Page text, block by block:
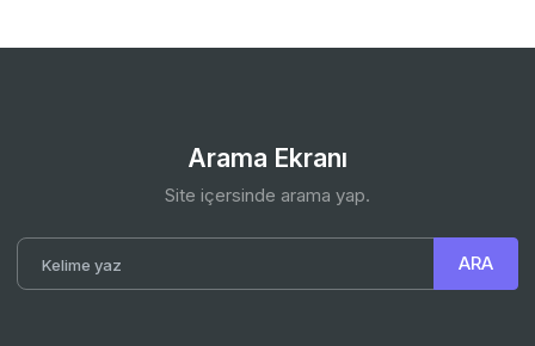
Arama Ekranı
Site içersinde arama yap.